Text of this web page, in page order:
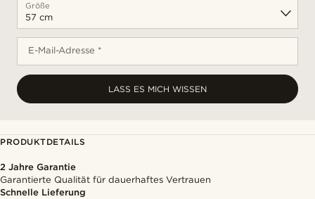
Größe
E-Mail-Adresse *
LASS ES MICH WISSEN
PRODUKTDETAILS
2 Jahre Garantie
Garantierte Qualität für dauerhaftes Vertrauen
Schnelle Lieferung